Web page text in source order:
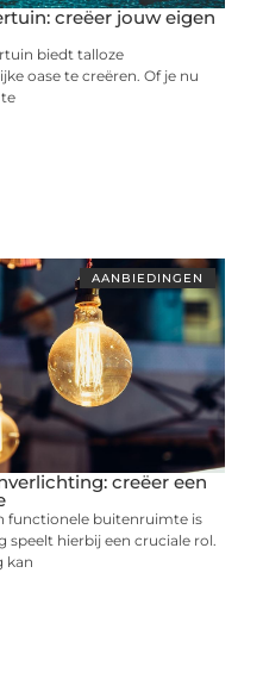
creëer jouw eigen
biedt talloze
oase te creëren. Of je nu
AANBIEDINGEN
creëer een
functionele buitenruimte is
speelt hierbij een cruciale rol.
kan